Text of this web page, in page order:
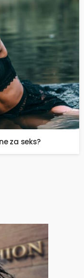
za seks?